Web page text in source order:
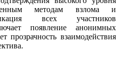
методам взлома и
всех участников
появление анонимных
прозрачность взаимодействия